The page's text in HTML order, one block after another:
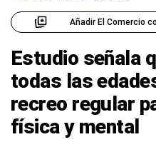
Añadir El Comercio
Estudio señala
todas las
recreo regular
física y mental